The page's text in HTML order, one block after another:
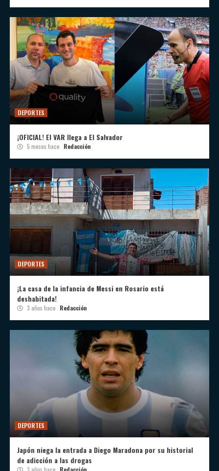
DEPORTES
¡OFICIAL! El VAR llega a El Salvador
5 meses hace Redacción
DEPORTES
¡La casa de la infancia de Messi en Rosario está
deshabitada!
3 años hace Redacción
DEPORTES
Japón niega la entrada a Diego Maradona por su historial
de adicción a las drogas